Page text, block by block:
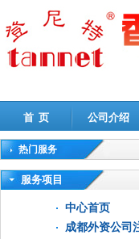
首 页 公司介绍
热门服务
高新技术企业认定审计|企业
服务项目
中心首页
成都外资公司